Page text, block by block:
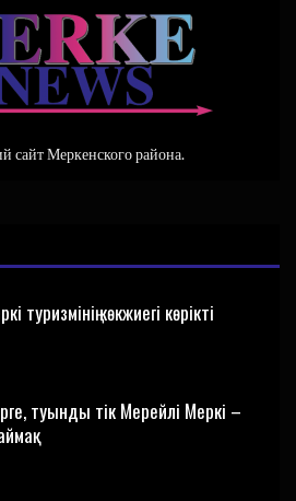
сайт Меркенского района.
туризмінің көкжиегі көрікті
туынды тік Мерейлі Меркі –